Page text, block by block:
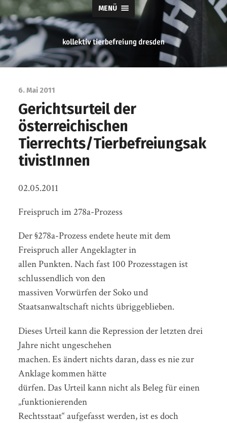
MENÜ
tierbefreiung
6. Mai 2011
Gerichtsurteil der
österreichischen
Tierrechts/Tierbefreiungsak
tivistInnen
02.05.2011
Freispruch im 278a-Prozess
Der §278a-Prozess endete heute mit dem
Freispruch aller Angeklagter in
allen Punkten. Nach fast 100 Prozesstagen ist
schlussendlich von den
massiven Vorwürfen der Soko und
Staatsanwaltschaft nichts übriggeblieben.
Dieses Urteil kann die Repression der letzten drei
Jahre nicht ungeschehen
machen. Es ändert nichts daran, dass es nie zur
Anklage kommen hätte
dürfen. Das Urteil kann nicht als Beleg für einen
„funktionierenden
Rechtsstaat“ aufgefasst werden, ist es doch